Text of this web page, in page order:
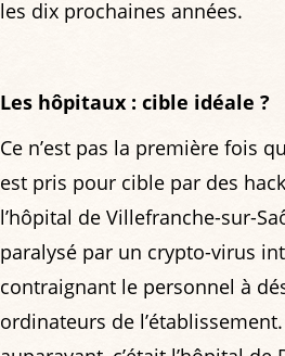
les dix prochaines années.
Les hôpitaux : cible idéale ?
Ce n’est pas la première fois
est pris pour cible par des
l’hôpital de Villefranche-sur-
paralysé par un crypto-virus
contraignant le personnel à
ordinateurs de